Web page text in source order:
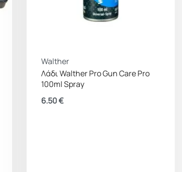
Walther
Λάδι Walther Pro Gun Care Pro
100ml Spray
6.50€